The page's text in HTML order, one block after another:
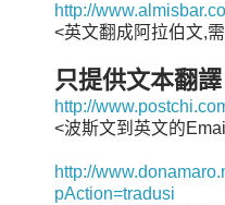
http://
<英文翻成阿拉伯文,
只提供文本翻譯
http://
<波斯文到英文的
http://
pAction=tradusi